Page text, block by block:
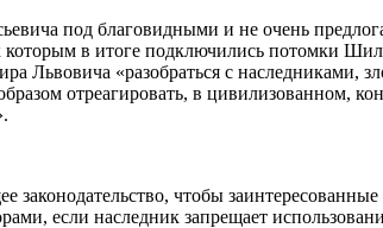
под благовидными и не очень
которым в итоге подключились потомки
Львовича «разобраться с
отреагировать, в цивилизованном,
чтобы
если наследник запрещает